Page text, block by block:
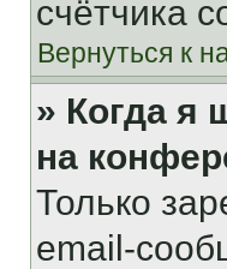
счётчика
Вернуться к
» Когда я
на
Только
email-